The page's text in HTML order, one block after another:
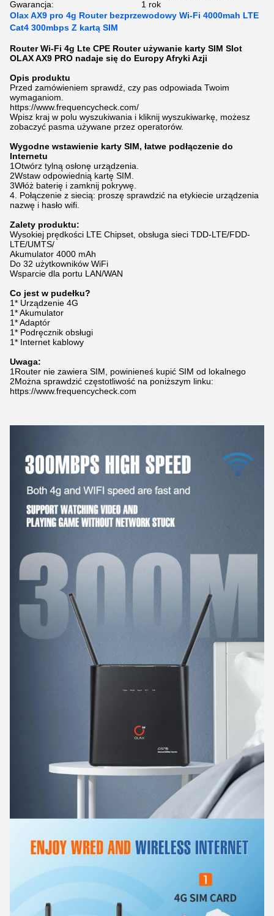
Gwarancja:
1 rok
Olax AX9 pro 4g Router bezprzewodowy Wi-Fi 4000mah LTE
Cat4 300mbps Z kartą SIM
Router Wi-Fi 4g Lte CPE Router używanie karty SIM Slot
OLAX AX9 PRO nadaje się do Europy Afryki Azji
Opis produktu
Przed zamówieniem sprawdź, czy pas odpowiada Twoim
wymaganiom.
https://www.frequencycheck.com/
Wpisz kraj w polu wyszukiwania i kliknij wyszukiwarkę, możesz
zobaczyć pasma używane przez operatorów.
Wygodne wstawienie karty SIM, łatwe podłączenie do
Internetu
1Otwórz tylną osłonę urządzenia.
2Wstaw odpowiednią kartę SIM.
3Włóż baterię i zamknij pokrywę.
4. Połączenie z siecią: proszę sprawdzić na etykiecie urządzenia
nazwę i hasło wifi.
Zalety produktu:
Wysokiej prędkości LTE Chipset, obsługa sieci TDD-LTE/FDD-
LTE/UMTS/
Akumulator 4000 mAh
Do 32 użytkowników WiFi
Wsparcie dla portu LAN/WAN
Co jest w pudełku?
1* Urządzenie 4G
1* Akumulator
1* Adaptór
1* Podręcznik obsługi
1* Internet kablowy
Uwaga:
1Router nie zawiera SIM, powinieneś kupić SIM od lokalnego
2Można sprawdzić częstotliwość na poniższym linku:
https://www.frequencycheck.com